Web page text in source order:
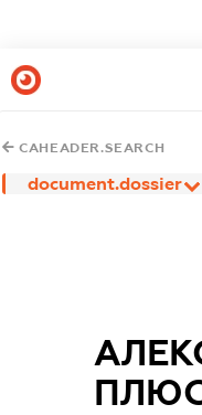
CAHEADER.SEARCH
document.dossier